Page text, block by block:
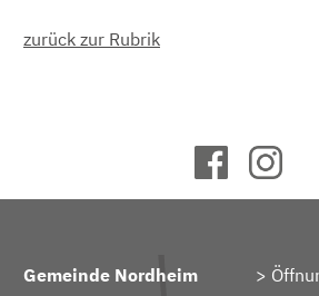
zurück zur Rubrik
Gemeinde Nordheim